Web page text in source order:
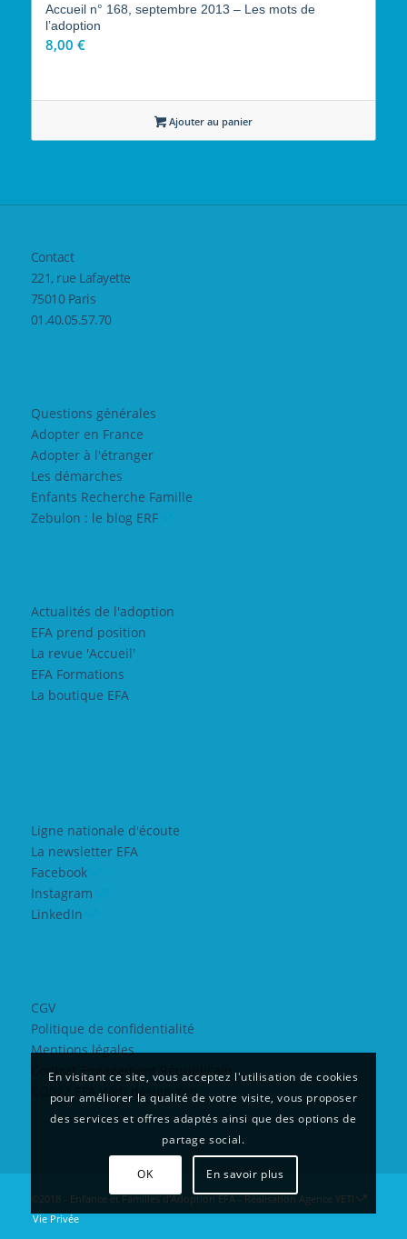
Accueil n° 168, septembre 2013 – Les mots de
l’adoption
8,00 €
Ajouter au panier
Contact
221, rue Lafayette
75010 Paris
01.40.05.57.70
Questions générales
Adopter en France
Adopter à l'étranger
Les démarches
Enfants Recherche Famille
Zebulon : le blog ERF
Actualités de l'adoption
EFA prend position
La revue 'Accueil'
EFA Formations
La boutique EFA
Ligne nationale d'écoute
La newsletter EFA
Facebook
Instagram
LinkedIn
CGV
Politique de confidentialité
Mentions légales
Contrat Engagement Républicain
©2022 EFA Web design Yeti
©2018 - Enfance et Familles d'Adoption EFA - Réalisation Agence YETI
Vie Privée
En visitant ce site, vous acceptez l'utilisation de cookies
pour améliorer la qualité de votre visite, vous proposer
des services et offres adaptés ainsi que des options de
partage social.
OK En savoir plus